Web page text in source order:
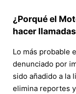
¿Porqué el
hacer
Lo más probable
denunciado por
sido añadido a la
elimina reportes